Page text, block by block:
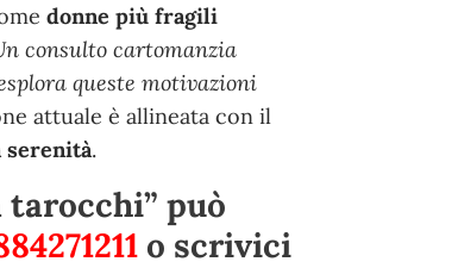
donne più fragili
consulto cartomanzia
queste motivazioni
attuale è allineata con il
serenità.
può
o scrivici